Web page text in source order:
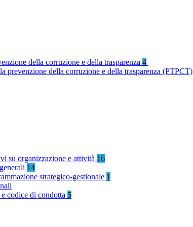
della corruzione e della trasparenza 4
prevenzione della corruzione e della trasparenza (PTPCT)
su organizzazione e attività 16
14
strategico-gestionale 1
codice di condotta 5